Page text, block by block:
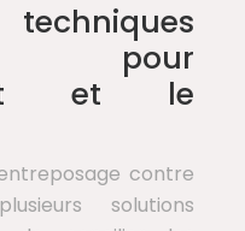
pour
et le
contre
solutions